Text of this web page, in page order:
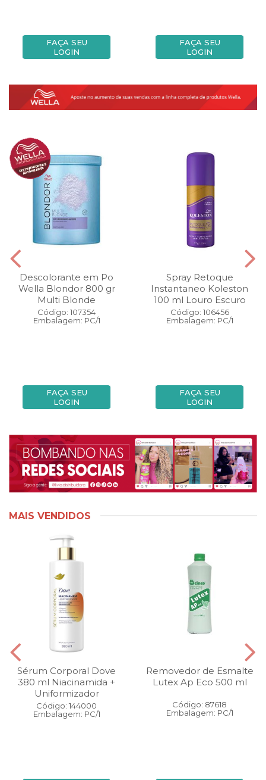
FAÇA SEU
LOGIN
FAÇA SEU
LOGIN
Descolorante em Po
Wella Blondor 800 gr
Multi Blonde
Código: 107354
Embalagem: PC/1
FAÇA SEU
LOGIN
Spray Retoque
Instantaneo Koleston
100 ml Louro Escuro
Código: 106456
Embalagem: PC/1
FAÇA SEU
LOGIN
MAIS VENDIDOS
Sérum Corporal Dove
380 ml Niacinamida +
Uniformizador
Código: 144000
Embalagem: PC/1
Removedor de Esmalte
Lutex Ap Eco 500 ml
Código: 87618
Embalagem: PC/1